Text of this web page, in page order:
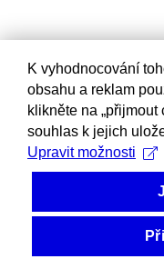
K vyhodnocování
obsahu a reklam
klikněte na
souhlas k jejich
Upravit možnosti